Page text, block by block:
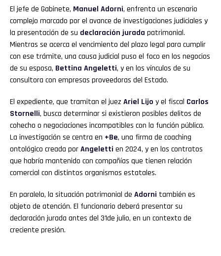
El jefe de Gabinete, Manuel Adorni, enfrenta un escenario
complejo marcado por el avance de investigaciones judiciales y
la presentación de su declaración jurada patrimonial.
Mientras se acerca el vencimiento del plazo legal para cumplir
con ese trámite, una causa judicial puso el foco en los negocios
de su esposa, Bettina Angeletti, y en los vínculos de su
consultora con empresas proveedoras del Estado.
El expediente, que tramitan el juez Ariel Lijo y el fiscal Carlos
Stornelli, busca determinar si existieron posibles delitos de
cohecho o negociaciones incompatibles con la función pública.
La investigación se centra en +Be, una firma de coaching
ontológico creada porAngeletti en 2024, y en los contratos
que habría mantenido con compañías que tienen relación
comercial con distintos organismos estatales.
En paralelo, la situación patrimonial de Adorni también es
objeto de atención. El funcionario deberá presentar su
declaración jurada antes del 31de julio, en un contexto de
creciente presión.